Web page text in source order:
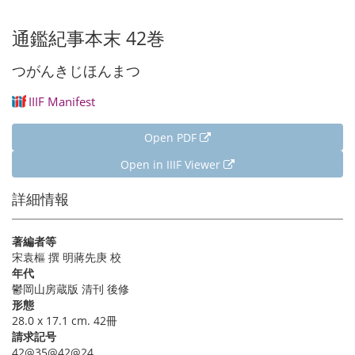
通鑑紀事本末 42巻
つがんきじほんまつ
IIIF Manifest
Open PDF
Open in IIIF Viewer
詳細情報
著編者等
宋袁樞 撰 明蔣先庚 校
年代
鬱岡山房蔵版 清刊 後修
形態
28.0 x 17.1 cm. 42冊
請求記号